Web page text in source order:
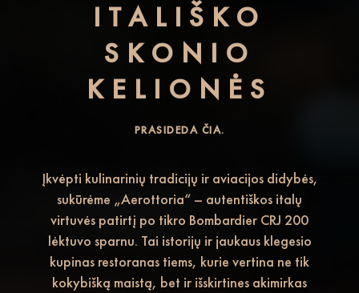
ITALIŠKO
SKONIO
KELIONĖS
PRASIDEDA ČIA.
Įkvėpti kulinarinių tradicijų ir aviacijos didybės,
sukūrėme „Aerottoria“ – autentiškos italų
virtuvės patirtį po tikro Bombardier CRJ 200
lėktuvo sparnu. Tai istorijų ir jaukaus klegesio
kupinas restoranas tiems, kurie vertina ne tik
kokybišką maistą, bet ir išskirtines akimirkas